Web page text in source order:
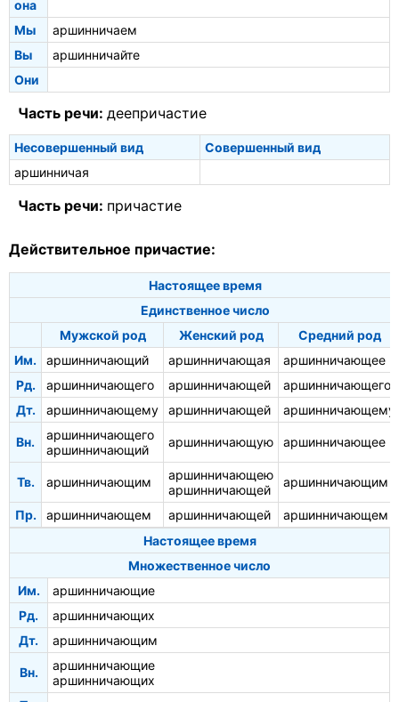
она
Мы
аршинничаем
Вы
аршинничайте
Они
Часть речи: деепричастие
Несовершенный вид
Совершенный вид
аршинничая
Часть речи: причастие
Действительное причастие:
Настоящее время
Единственное число
Мужской род
Женский род
Средний род
Им.
аршинничающий аршинничающая
аршинничающее
Рд.
аршинничающего аршинничающей
аршинничающего
Дт.
аршинничающему аршинничающей аршинничающему
Вн.
аршинничающего
аршинничающий
аршинничающую аршинничающее
Тв. аршинничающим
аршинничающею
аршинничающей
аршинничающим
Пр. аршинничающем аршинничающей
аршинничающем
Настоящее время
Множественное число
Им.
аршинничающие
Рд.
аршинничающих
Дт.
аршинничающим
Вн.
аршинничающие
аршинничающих